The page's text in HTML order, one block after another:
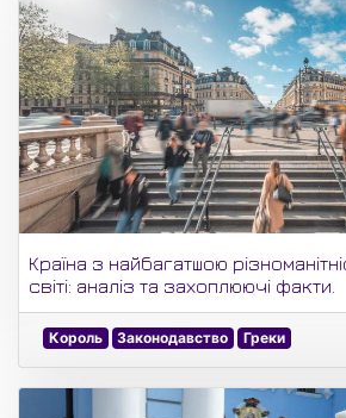
Країна з найбагатшою
світі: аналіз та захоплюючі факти.
Король Законодавство Греки